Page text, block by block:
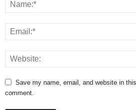
Save my name, email, and website in
comment.